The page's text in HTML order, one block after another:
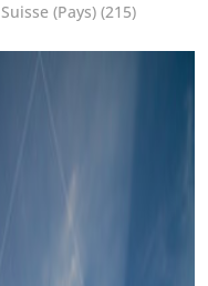
Suisse (Pays) (215)